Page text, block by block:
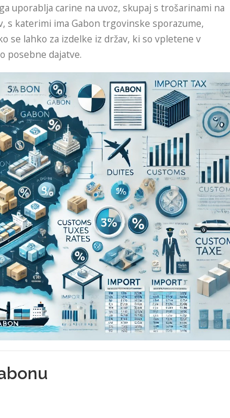
uporablja carine na uvoz, skupaj s trošarinami na
s katerimi ima Gabon trgovinske sporazume,
se lahko za izdelke iz držav, ki so vpletene v
posebne dajatve.